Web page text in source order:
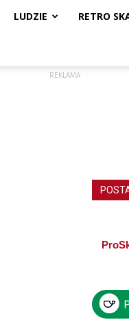
LUDZIE RETRO
REKLAMA